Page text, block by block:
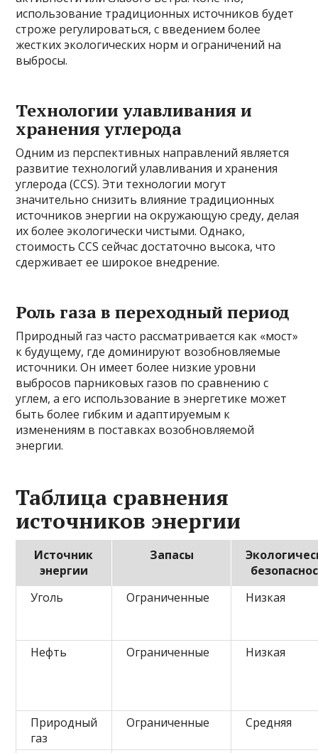
использование традиционных источников будет
строже регулироваться, с введением более
жестких экологических норм и ограничений на
выбросы.
Технологии улавливания и
хранения углерода
Одним из перспективных направлений является
развитие технологий улавливания и хранения
углерода (CCS). Эти технологии могут
значительно снизить влияние традиционных
источников энергии на окружающую среду, делая
их более экологически чистыми. Однако,
стоимость CCS сейчас достаточно высока, что
сдерживает ее широкое внедрение.
Роль газа в переходный период
Природный газ часто рассматривается как «мост»
к будущему, где доминируют возобновляемые
источники. Он имеет более низкие уровни
выбросов парниковых газов по сравнению с
углем, а его использование в энергетике может
быть более гибким и адаптируемым к
изменениям в поставках возобновляемой
энергии.
Таблица сравнения
источников энергии
Источник
энергии
Запасы
Уголь
Ограниченные Низкая
Нефть Ограниченные Низкая
Природный
газ
Ограниченные Средняя